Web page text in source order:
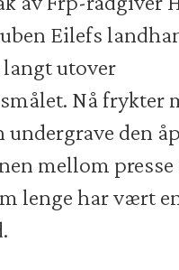
Eilefs
utover
Nå frykter
undergrave den
mellom presse
lenge har vært